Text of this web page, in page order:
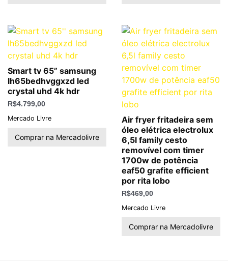
Smart tv 65” samsung
lh65bedhvggxzd led
crystal uhd 4k hdr
R$4.799,00
Mercado Livre
Comprar na Mercadolivre
Air fryer fritadeira sem
óleo elétrica electrolux
6,5l family cesto
removível com timer
1700w de potência
eaf50 grafite efficient
por rita lobo
R$469,00
Mercado Livre
Comprar na Mercadolivre